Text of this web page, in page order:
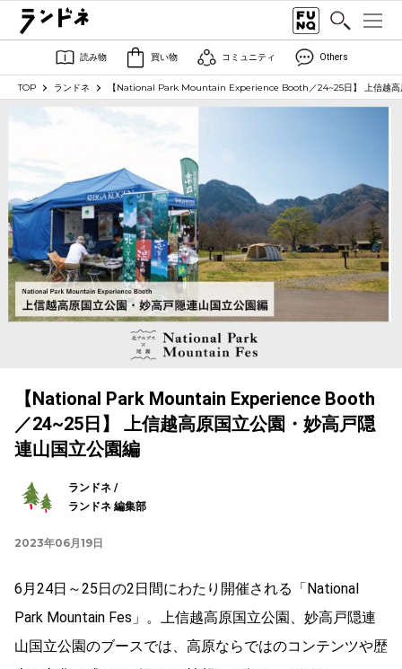
読み物 買い物 コミュニティ Others
TOP ランドネ 【National Park Mountain Experience Booth／24~25日】 上信越高
【National Park Mountain Experience Booth
／24~25日】 上信越高原国立公園・妙高戸隠
連山国立公園編
ランドネ /
ランドネ 編集部
2023年06月19日
6月24日～25日の2日間にわたり開催される「National
Park Mountain Fes」。上信越高原国立公園、妙高戸隠連
山国立公園のブースでは、高原ならではのコンテンツや歴